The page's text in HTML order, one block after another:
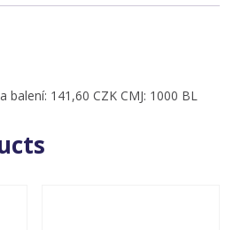
balení: 141,60 CZK CMJ: 1000 BL